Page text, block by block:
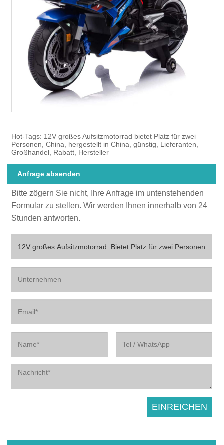
Hot-Tags: 12V großes Aufsitzmotorrad bietet Platz für zwei
Personen, China, hergestellt in China, günstig, Lieferanten,
Großhandel, Rabatt, Hersteller
Anfrage absenden
Bitte zögern Sie nicht, Ihre Anfrage im untenstehenden
Formular zu stellen. Wir werden Ihnen innerhalb von 24
Stunden antworten.